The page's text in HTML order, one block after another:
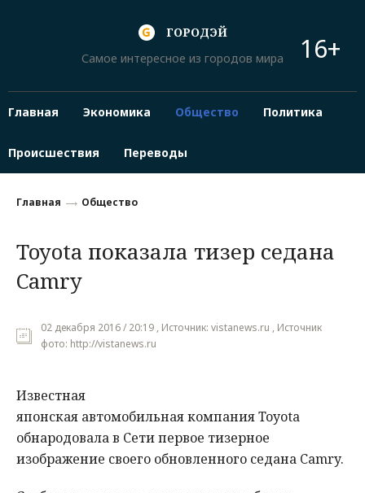
ГОРОДЭЙ
Самое интересное из городов мира
16+
Главная Экономика Общество Политика
Происшествия Переводы
Главная Общество
Toyota показала тизер седана
Camry
02 декабря 2016 / 20:19 , Источник: vistanews.ru , Источник
фото: http://vistanews.ru
Известная
японская автомобильная компания Toyota
обнародовала в Сети первое тизерное
изображение своего обновленного седана Camry.